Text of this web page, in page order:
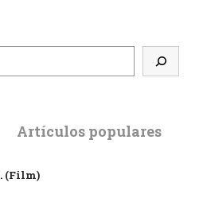
Artículos populares
(Film)